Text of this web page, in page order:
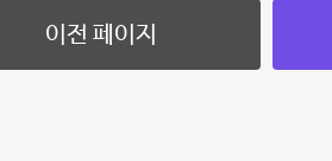
이전 페이지